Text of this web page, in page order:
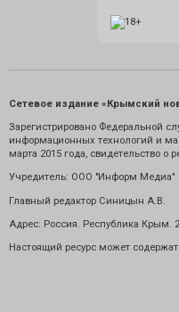
Сетевое издание «Крымский
Зарегистрировано Федеральной
информационных технологий и
марта 2015 года, свидетельство о
Учредитель: ООО "Информ Медиа"
Главный редактор Синицын А.В.
Адрес: Россия. Республика Крым.
Настоящий ресурс может